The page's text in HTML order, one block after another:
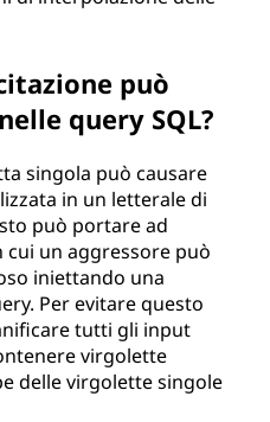
può
query SQL?
singola può causare
in un letterale di
può portare ad
cui un aggressore può
iniettando una
Per evitare questo
tutti gli input
virgolette
delle virgolette singole